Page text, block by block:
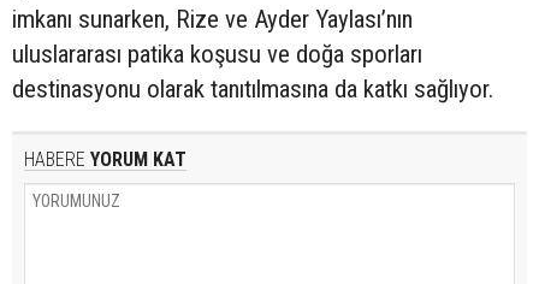
imkanı sunarken, Rize ve Ayder Yaylası’nın
uluslararası patika koşusu ve doğa sporları
destinasyonu olarak tanıtılmasına da katkı sağlıyor.
HABERE YORUM KAT